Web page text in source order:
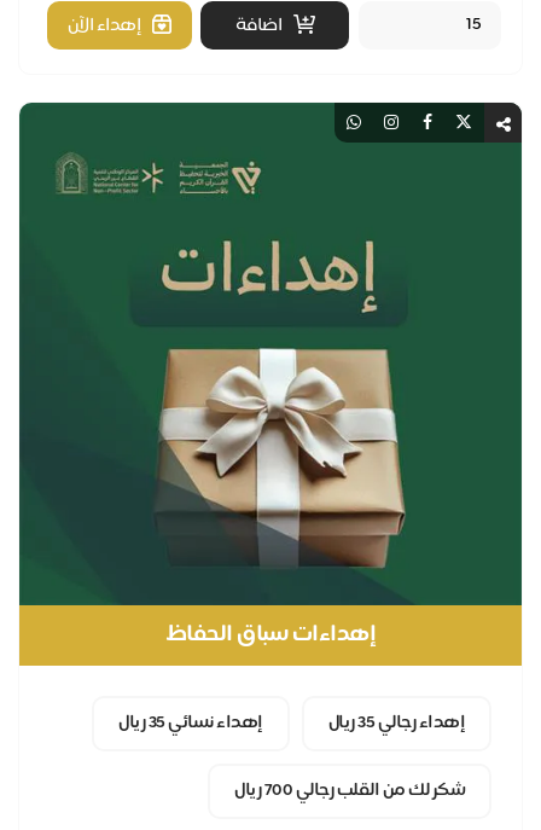
اضافة
إهداء الآن
إهداءات سباق الحفاظ
إهداء رجالي 35 ريال إهداء نسائي 35 ريال
شكر لك من القلب رجالي 700 ريال